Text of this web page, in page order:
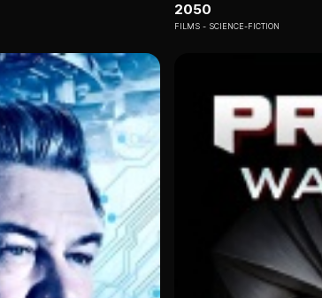
2050
FILMS SCIENCE-FICTION